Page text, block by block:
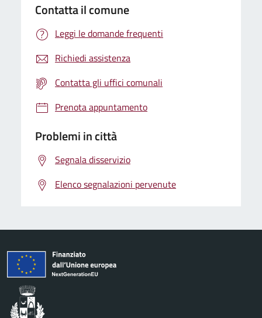
Contatta il comune
Leggi le domande frequenti
Richiedi assistenza
Contatta gli uffici comunali
Prenota appuntamento
Problemi in città
Segnala disservizio
Elenco segnalazioni pervenute